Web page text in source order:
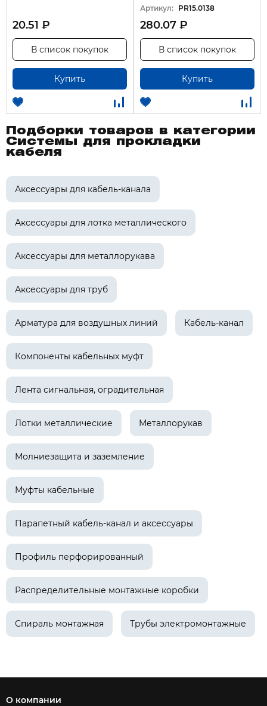
20.51 ₽
Купить
В список покупок
Артикул: PR15.0138
280.07 ₽
Купить
В список покупок
Подборки товаров в категории
Системы для прокладки
кабеля
Аксессуары для кабель-канала
Аксессуары для лотка металлического
Аксессуары для металлорукава
Аксессуары для труб
Арматура для воздушных линий Кабель-канал
Компоненты кабельных муфт
Лента сигнальная, оградительная
Лотки металлические Металлорукав
Молниезащита и заземление
Муфты кабельные
Парапетный кабель-канал и аксессуары
Профиль перфорированный
Распределительные монтажные коробки
Спираль монтажная Трубы электромонтажные
О компании